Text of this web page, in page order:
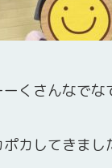
ーくさんなで
ポカしてきま